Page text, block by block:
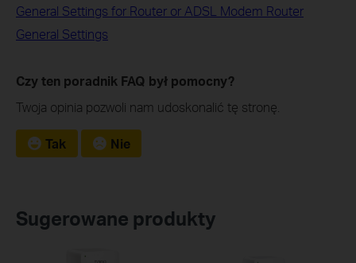
General Settings for Router or ADSL Modem Router
General Settings
Czy ten poradnik FAQ był pomocny?
Twoja opinia pozwoli nam udoskonalić tę stronę.
Tak Nie
Sugerowane produkty